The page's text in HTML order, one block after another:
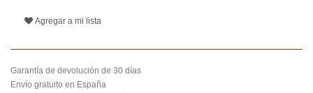
Agregar a mi lista
Garantía de devolución de 30 días
Envío gratuito en España